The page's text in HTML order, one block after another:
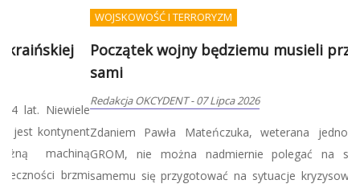
WOJSKOWOŚĆ I TERRORYZM
Początek wojny będziemu musieli przetrwać
Redakcja OKCYDENT-07 Lipca 2026
Zdaniem Pawła Mateńczuka, weterana jednostki specjalnej
GROM, nie można nadmiernie polegać na służbach, tylko
samemu się przygotować na sytuacje kryzysowe, co oznacza